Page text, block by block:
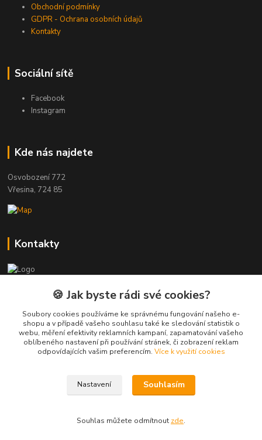
Obchodní podmínky
GDPR - Ochrana osobních údajů
Kontakty
Sociální sítě
Facebook
Instagram
Kde nás najdete
Osvobození 772
Vřesina, 724 85
Kontakty
Zákaznická podpora
+420 723 423 916
(Po-Pá, 8-16 hod.)
info@just-wood.cz
Bajovo Projects s.r.o.
🍪 Jak byste rádi své cookies?
Soubory cookies používáme ke správnému fungování našeho e-
shopu a v případě vašeho souhlasu také ke sledování statistik o
webu, měření efektivity reklamních kampaní, zapamatování vašeho
oblíbeného nastavení při používání stránek, či zobrazení reklam
odpovídajících vašim preferencím. Více k využití cookies
Nastavení Souhlasím
Souhlas můžete odmítnout zde.